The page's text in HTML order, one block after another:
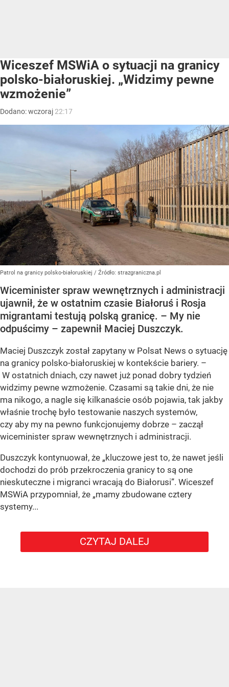
Wiceszef MSWiA o sytuacji na granicy
polsko-białoruskiej. „Widzimy pewne
wzmożenie”
Dodano:wczoraj 22:17
Patrol na granicy polsko-białoruskiej / Źródło: strazgraniczna.pl
Wiceminister spraw wewnętrznych i administracji
ujawnił, że w ostatnim czasie Białoruś i Rosja
migrantami testują polską granicę. – My nie
odpuścimy – zapewnił Maciej Duszczyk.
Maciej Duszczyk został zapytany w Polsat News o sytuację
na granicy polsko-białoruskiej w kontekście bariery. –
W ostatnich dniach, czy nawet już ponad dobry tydzień
widzimy pewne wzmożenie. Czasami są takie dni, że nie
ma nikogo, a nagle się kilkanaście osób pojawia, tak jakby
właśnie trochę było testowanie naszych systemów,
czy aby my na pewno funkcjonujemy dobrze – zaczął
wiceminister spraw wewnętrznych i administracji.
Duszczyk kontynuował, że „kluczowe jest to, że nawet jeśli
dochodzi do prób przekroczenia granicy to są one
nieskuteczne i migranci wracają do Białorusi”. Wiceszef
MSWiA przypomniał, że „mamy zbudowane cztery
systemy...
CZYTAJ DALEJ